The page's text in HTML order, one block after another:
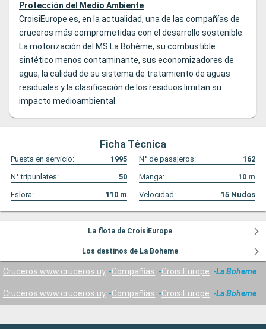
Protección del Medio Ambiente
CroisiEurope es, en la actualidad, una de las compañías de
cruceros más comprometidas con el desarrollo sostenible.
La motorización del MS La Bohème, su combustible
sintético menos contaminante, sus economizadores de
agua, la calidad de su sistema de tratamiento de aguas
residuales y la clasificación de los residuos limitan su
impacto medioambiental.
Ficha Técnica
Puesta en servicio: 1995 N° de pasajeros:
162
N° tripunlates:
50 Manga: 10 m
Eslora:
110 m Velocidad: 15 Nudos
La flota de CroisiEurope
Los destinos de La Boheme
Cruceros www.cruceros.uy Compañías CroisiEurope La Boheme
Cruceros www.cruceros.uy Compañías CroisiEurope La Boheme